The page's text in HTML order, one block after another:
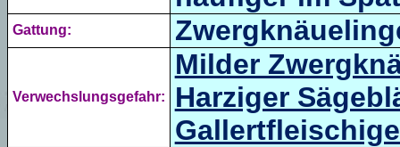
Gattung:
Verwechslungsgefahr:
Milder
Harziger